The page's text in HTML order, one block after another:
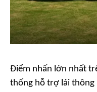
Điểm nhấn lớn nhất
thống hỗ trợ lái thông